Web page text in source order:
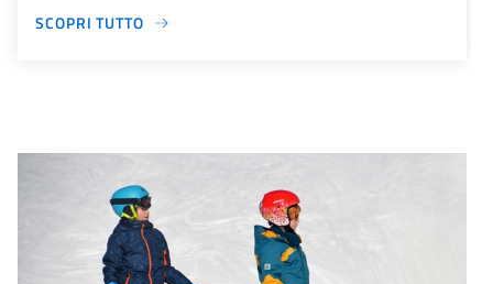
SCOPRI TUTTO